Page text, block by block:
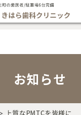
お知らせ
上質なPMTCを皆様に